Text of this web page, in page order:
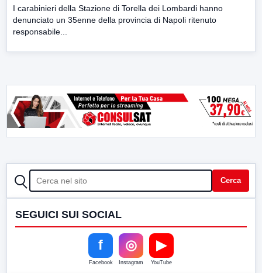
I carabinieri della Stazione di Torella dei Lombardi hanno
denunciato un 35enne della provincia di Napoli ritenuto
responsabile...
CERCA Cerca
SEGUICI SUI SOCIAL
f
Facebook
◎
Instagram
▶
YouTube